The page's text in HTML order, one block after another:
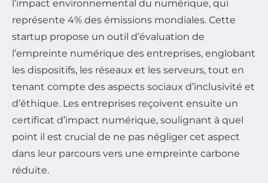
l’impact environnemental du numérique, qui
représente 4% des émissions mondiales. Cette
startup propose un outil d’évaluation de
l’empreinte numérique des entreprises, englobant
les dispositifs, les réseaux et les serveurs, tout en
tenant compte des aspects sociaux d’inclusivité et
d’éthique. Les entreprises reçoivent ensuite un
certificat d’impact numérique, soulignant à quel
point il est crucial de ne pas négliger cet aspect
dans leur parcours vers une empreinte carbone
réduite.